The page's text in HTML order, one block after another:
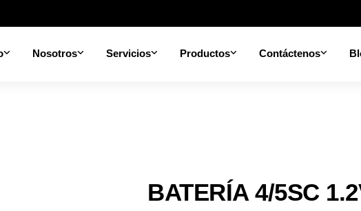
Nosotros Servicios Productos Contáctenos
BATERÍA 4/5SC